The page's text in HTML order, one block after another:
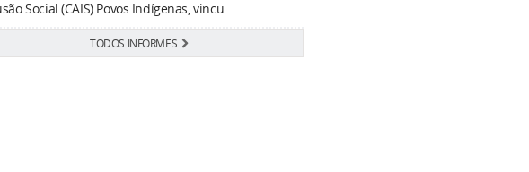
Social (CAIS) Povos Indígenas, vincu...
TODOS INFORMES